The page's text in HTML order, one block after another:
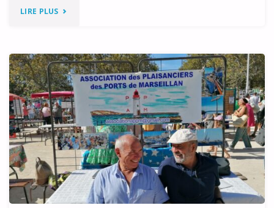
LIRE PLUS"PORT
CASSIS
ET
LES
DAUPHINS"